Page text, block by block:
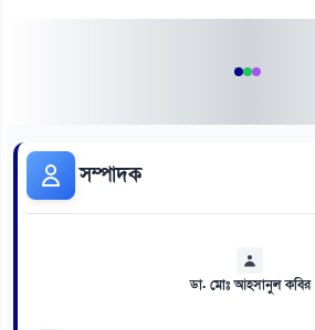
সম্পাদক
ডা. মোঃ আহসানুল কবির